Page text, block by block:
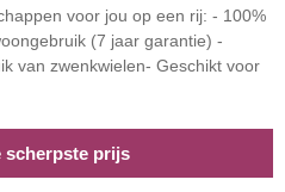
voor jou op een rij: - 100%
(7 jaar garantie) -
van zwenkwielen- Geschikt voor
scherpste prijs